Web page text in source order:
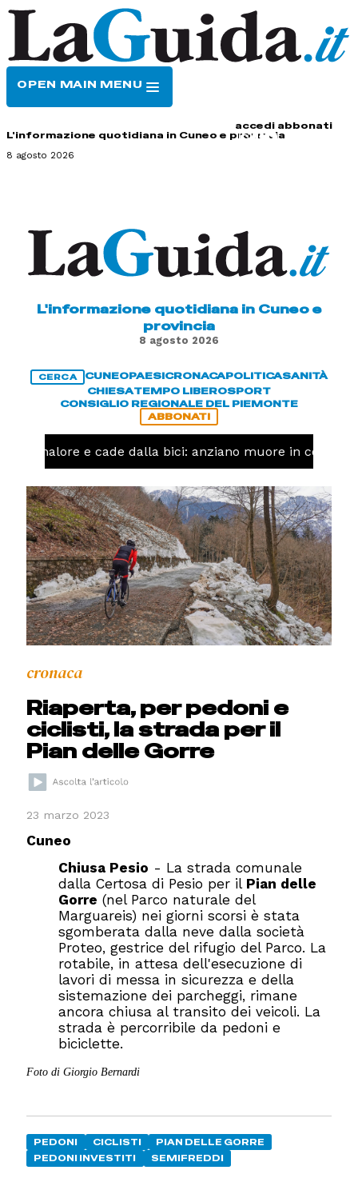
OPEN MAIN MENU
accedi abbonati
L'informazione quotidiana in Cuneo e provincia
8 agosto 2026
L'informazione quotidiana in Cuneo e
provincia
8 agosto 2026
CERCA CUNEOPAESICRONACAPOLITICASANITÀ
CHIESATEMPO LIBEROSPORT
CONSIGLIO REGIONALE DEL PIEMONTE
ABBONATI
un malore e cade dalla bici: anziano muore in corso
cronaca
Riaperta, per pedoni e
ciclisti, la strada per il
Pian delle Gorre
23 marzo 2023
Cuneo
Chiusa Pesio - La strada comunale
dalla Certosa di Pesio per il Pian delle
Gorre (nel Parco naturale del
Marguareis) nei giorni scorsi è stata
sgomberata dalla neve dalla società
Proteo, gestrice del rifugio del Parco. La
rotabile, in attesa dell'esecuzione di
lavori di messa in sicurezza e della
sistemazione dei parcheggi, rimane
ancora chiusa al transito dei veicoli. La
strada è percorribile da pedoni e
biciclette.
Foto di Giorgio Bernardi
PEDONI CICLISTI
PIAN DELLE GORRE
PEDONI INVESTITI
SEMIFREDDI